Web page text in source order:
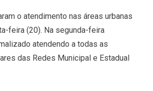
o atendimento nas áreas urbanas
feira (20). Na segunda-feira
atendendo a todas as
das Redes Municipal e Estadual